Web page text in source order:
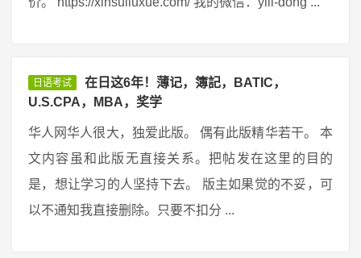
日语考试
在日这6年！薄记，簿記，BATIC，
U.S.CPA，MBA，奖学
华人网华人很大，独爱此版。 偶有此版精华若干。 本
文内容虽和此版无直接关系。把帖发在这里的目的
是，想让学习的人坚持下去。 版主如果觉的不妥，可
以不通知我直接删除。只要不扣分 ...